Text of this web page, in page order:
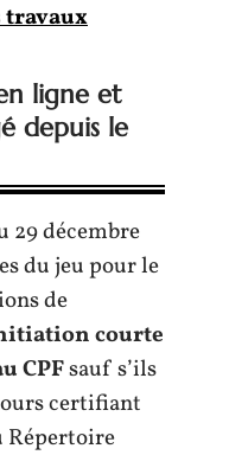
travaux
ligne et
depuis le
29 décembre
du jeu pour le
de
courte
CPFsauf s’ils
certifiant
Répertoire